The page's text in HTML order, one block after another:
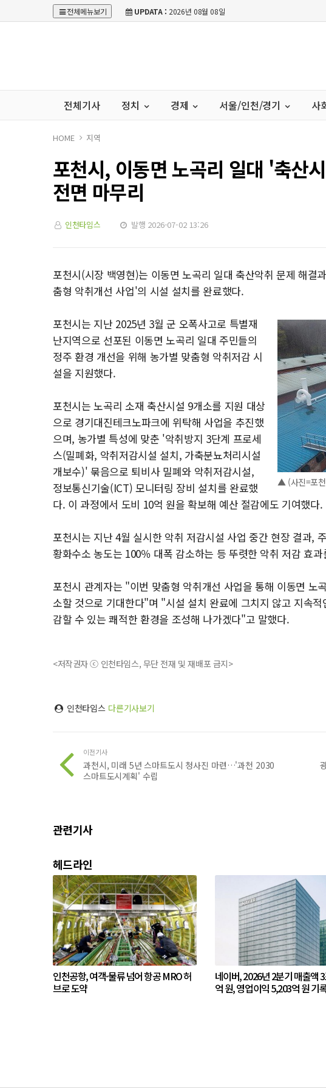
전체메뉴보기 UPDATA : 2026년 08월 08일
전체기사 정치 경제 서울/인천/경기 사
HOME 지역
포천시, 이동면 노곡리 일대 '축산
전면 마무리
인천타임스 발행 2026-07-02 13:26
포천시(시장 백영현)는 이동면 노곡리 일대 축산악취 문제 해결
춤형 악취개선 사업'의 시설 설치를 완료했다.
▲ (사진=포
포천시는 지난 2025년 3월 군 오폭사고로 특별재
난지역으로 선포된 이동면 노곡리 일대 주민들의
정주 환경 개선을 위해 농가별 맞춤형 악취저감 시
설을 지원했다.
포천시는 노곡리 소재 축산시설 9개소를 지원 대상
으로 경기대진테크노파크에 위탁해 사업을 추진했
으며, 농가별 특성에 맞춘 '악취방지 3단계 프로세
스(밀폐화, 악취저감시설 설치, 가축분뇨처리시설
개보수)' 묶음으로 퇴비사 밀폐와 악취저감시설,
정보통신기술(ICT) 모니터링 장비 설치를 완료했
다. 이 과정에서 도비 10억 원을 확보해 예산 절감에도 기여했다.
포천시는 지난 4월 실시한 악취 저감시설 사업 중간 현장 결과,
황화수소 농도는 100％ 대폭 감소하는 등 뚜렷한 악취 저감 효
포천시 관계자는 "이번 맞춤형 악취개선 사업을 통해 이동면 노
소할 것으로 기대한다"며 "시설 설치 완료에 그치지 않고 지속
감할 수 있는 쾌적한 환경을 조성해 나가겠다"고 말했다.
<저작권자 ⓒ 인천타임스, 무단 전재 및 재배포 금지>
인천타임스 다른기사보기
이전기사
과천시, 미래 5년 스마트도시 청사진 마련…'과천 2030
스마트도시계획' 수립
관련기사
헤드라인
인천공항, 여객·물류 넘어 항공 MRO 허
브로 도약
네이버, 2026년 2분기 매출액
억 원, 영업이익 5,203억 원 기